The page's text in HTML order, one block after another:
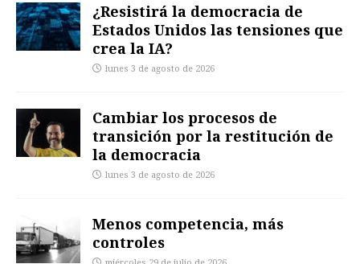
¿Resistirá la democracia de
Estados Unidos las tensiones que
crea la IA?
lunes 3 de agosto de 2026
Cambiar los procesos de
transición por la restitución de
la democracia
lunes 3 de agosto de 2026
Menos competencia, más
controles